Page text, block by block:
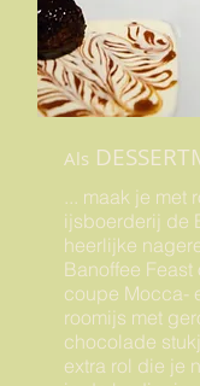
Als
... maak je met
ijsboerderij de
heerlijke
Banoffee Feast
coupe Mocca-
roomijs met
chocolade
extra rol die je